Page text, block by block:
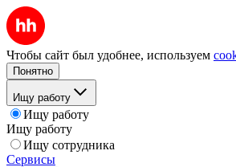
Чтобы сайт был удобнее, используем
Понятно
Ищу работу
Ищу работу
Ищу работу
Ищу сотрудника
Сервисы